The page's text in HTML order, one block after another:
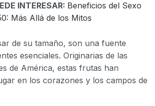
INTERESAR: Beneficios del Sexo
Más Allá de los Mitos
de su tamaño, son una fuente
esenciales. Originarias de las
de América, estas frutas han
en los corazones y los campos de